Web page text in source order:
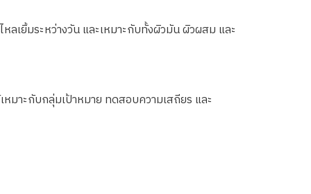
ลเยิ้มระหว่างวัน และเหมาะกับทั้งผิวมัน ผิวผสม และ
าะกับกลุ่มเป้าหมาย ทดสอบความเสถียร และ